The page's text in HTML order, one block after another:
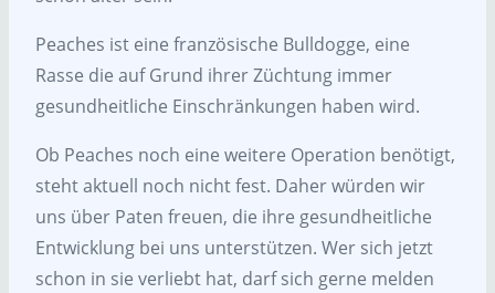
Peaches ist eine französische Bulldogge, eine
Rasse die auf Grund ihrer Züchtung immer
gesundheitliche Einschränkungen haben wird.
Ob Peaches noch eine weitere Operation benötigt,
steht aktuell noch nicht fest. Daher würden wir
uns über Paten freuen, die ihre gesundheitliche
Entwicklung bei uns unterstützen. Wer sich jetzt
schon in sie verliebt hat, darf sich gerne melden